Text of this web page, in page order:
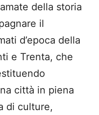
della storia
il
d’epoca della
e Trenta, che
città in piena
di culture,